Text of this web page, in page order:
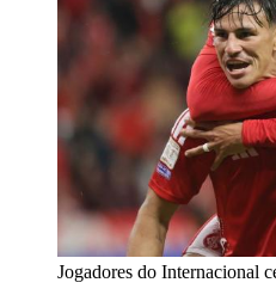
Jogadores do Internacional